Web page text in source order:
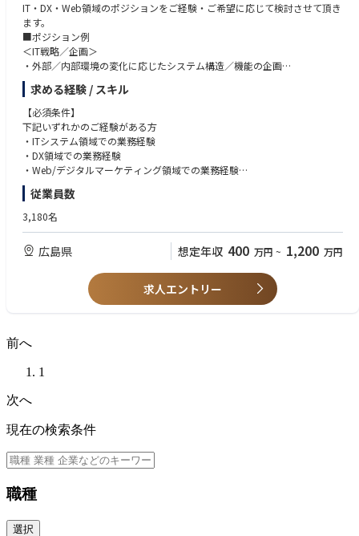
IT・DX・Web領域のポジションをご経験・ご希望に応じて検討させて頂き
ます。
■ポジション例
＜IT戦略／企画＞
・外部／内部環境の変化に応じたシステム構造／機能の企画
・グループ内のシステムの最適化
・システム投資・経費の最適な配分計画の策定、運営とコントロール
・IT組織の育成や採用
＜サイバーセキュリティ＞
発生する脅威（脆弱性等）への対応、外形監視サービスの活用、グループ
内のIT会社やセキュリティーベンダーとの連携等
＜社内SE＞
・基幹システム高度化プロジェクトにおける基幹システムや統合データベ
ースの刷新
・クラウドリフトプロジェクトにおける仮想統合サーバからの移行支援
＜デジタルマーケティング（企画担当）＞
ケーション）の企画業務
・顧客セグメント分析等、データ分析に基づくデジタルチャネルでの顧客
＜デジタルマーケティング（データ分析・テクニカル担当）＞
- SalesForce Marketing Cloud を利用した顧客コミュニケーション設定
・CDP データやSPSS 等を活用したデータ分析
・WEB 広告での集客、成果獲得計画策定
・検索連動型広告、動画広告、SNS など各種WEB広告の管理・運用
・広告に必要なクリエイティブ制作のディレクション
求める経験 / スキル
【必須条件】
下記いずれかのご経験がある方
・ITシステム領域での業務経験
・DX領域での業務経験
・Web/デジタルマーケティング領域での業務経験
【歓迎】
・ICTを活用したビジネスの企画や開発、推進経験
・ITコンサルなどのご経験
・システム会社にてＰＬ経験もしくはＰＭ経験
・データ分析スキルおよび分析結果に基づく企画力、改善提案スキル
・マーケティング関連ツール（クラウド）の運用経験
・Webマーケ分析ツールの設定や利用経験
従業員数
3,180名
広島県 想定年収 400 万円 ~ 1,200 万円
求人エントリー
前へ
1
次へ
現在の検索条件
職種
選択